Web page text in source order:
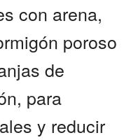
con arena,
poroso
de
para
y reducir